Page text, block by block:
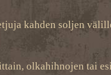
kahden soljen
olkahihnojen tai